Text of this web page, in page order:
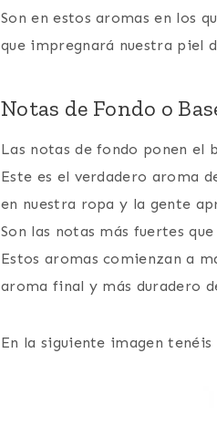
Son en estos aromas en los
que impregnará nuestra piel
Notas de Fondo o
Las notas de fondo ponen el
Este es el verdadero aroma
en nuestra ropa y la gente
Son las notas más fuertes
Estos aromas comienzan a
aroma final y más duradero
En la siguiente imagen tenéis